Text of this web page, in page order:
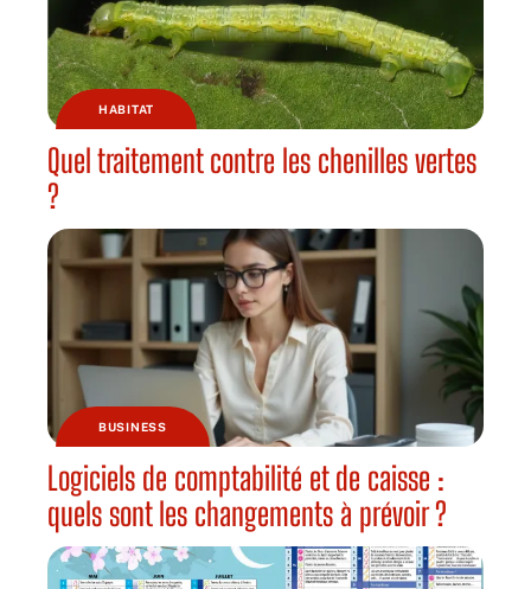
HABITAT
Quel traitement contre les chenilles vertes
?
BUSINESS
Logiciels de comptabilité et de caisse :
quels sont les changements à prévoir ?